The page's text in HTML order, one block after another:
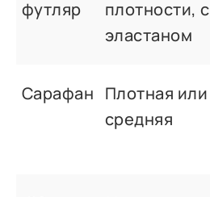
футляр
плотности, с
эластаном
Сарафан Плотная или
средняя